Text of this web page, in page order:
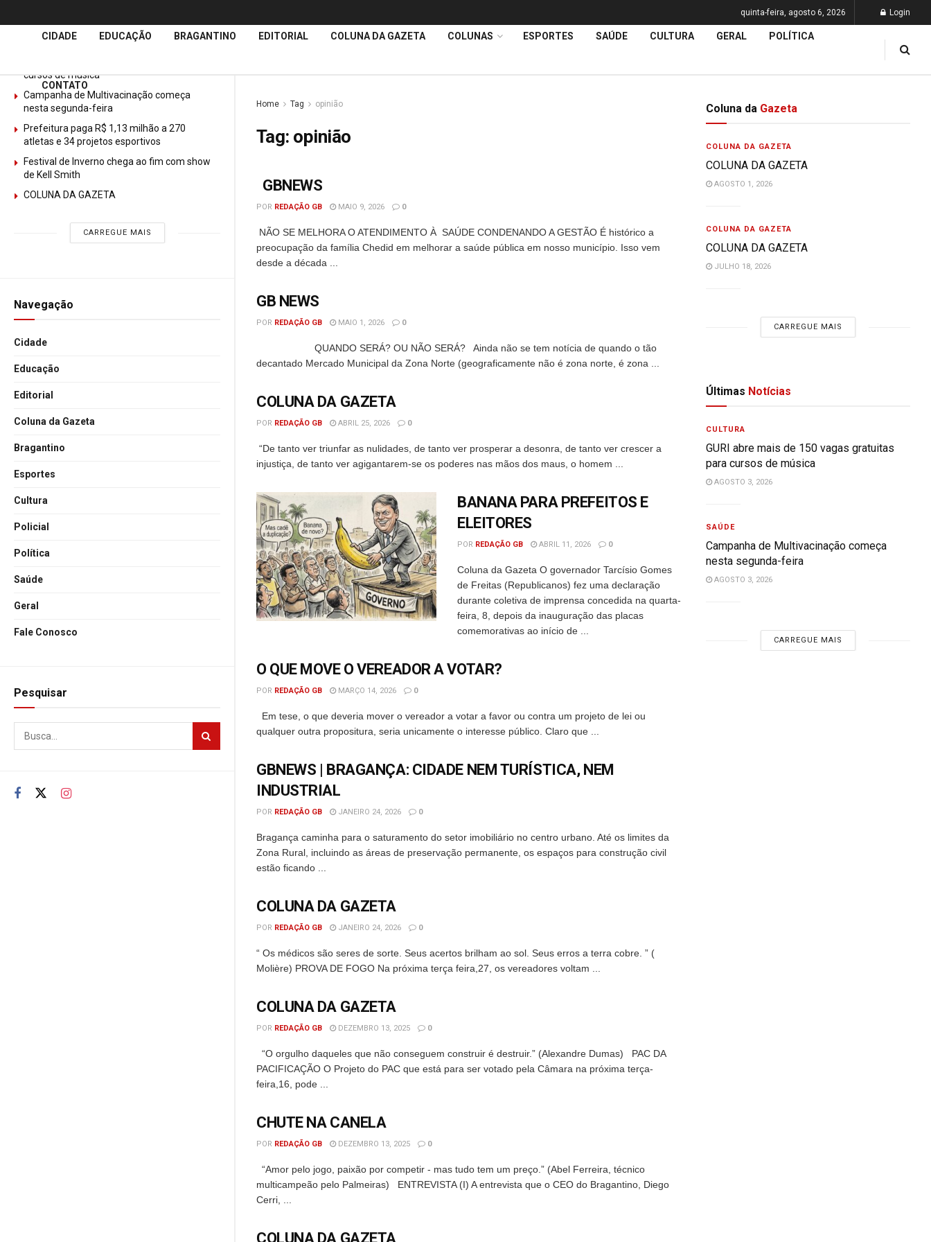
ÚltimasNotícias
cursos de música
Campanha de Multivacinação começa
nesta segunda-feira
Prefeitura paga R$ 1,13 milhão a 270
atletas e 34 projetos esportivos
Festival de Inverno chega ao fim com show
de Kell Smith
COLUNA DA GAZETA
CARREGUE MAIS
Navegação
Cidade
Educação
Editorial
Coluna da Gazeta
Bragantino
Esportes
Cultura
Policial
Política
Saúde
Geral
Fale Conosco
Pesquisar
quinta-feira, agosto 6, 2026 Login
CIDADE EDUCAÇÃO BRAGANTINO EDITORIAL COLUNA DA GAZETA COLUNAS ESPORTES SAÚDE CULTURA GERAL POLÍTICA
CONTATO
Home Tag opinião
Tag: opinião
GBNEWS
POR REDAÇÃO GB MAIO 9, 2026 0
NÃO SE MELHORA O ATENDIMENTO À SAÚDE CONDENANDO A GESTÃO É histórico a
preocupação da família Chedid em melhorar a saúde pública em nosso município. Isso vem
desde a década ...
GB NEWS
POR REDAÇÃO GB MAIO 1, 2026 0
QUANDO SERÁ? OU NÃO SERÁ? Ainda não se tem notícia de quando o tão
decantado Mercado Municipal da Zona Norte (geograficamente não é zona norte, é zona ...
COLUNA DA GAZETA
POR REDAÇÃO GB ABRIL 25, 2026 0
“De tanto ver triunfar as nulidades, de tanto ver prosperar a desonra, de tanto ver crescer a
injustiça, de tanto ver agigantarem-se os poderes nas mãos dos maus, o homem ...
BANANA PARA PREFEITOS E
ELEITORES
POR REDAÇÃO GB ABRIL 11, 2026 0
Coluna da Gazeta O governador Tarcísio Gomes
de Freitas (Republicanos) fez uma declaração
durante coletiva de imprensa concedida na quarta-
feira, 8, depois da inauguração das placas
comemorativas ao início de ...
O QUE MOVE O VEREADOR A VOTAR?
POR REDAÇÃO GB MARÇO 14, 2026 0
Em tese, o que deveria mover o vereador a votar a favor ou contra um projeto de lei ou
qualquer outra propositura, seria unicamente o interesse público. Claro que ...
GBNEWS | BRAGANÇA: CIDADE NEM TURÍSTICA, NEM
INDUSTRIAL
POR REDAÇÃO GB JANEIRO 24, 2026 0
Bragança caminha para o saturamento do setor imobiliário no centro urbano. Até os limites da
Zona Rural, incluindo as áreas de preservação permanente, os espaços para construção civil
estão ficando ...
COLUNA DA GAZETA
POR REDAÇÃO GB JANEIRO 24, 2026 0
“ Os médicos são seres de sorte. Seus acertos brilham ao sol. Seus erros a terra cobre. ” (
Molière) PROVA DE FOGO Na próxima terça feira,27, os vereadores voltam ...
COLUNA DA GAZETA
POR REDAÇÃO GB DEZEMBRO 13, 2025 0
“O orgulho daqueles que não conseguem construir é destruir.” (Alexandre Dumas) PAC DA
PACIFICAÇÃO O Projeto do PAC que está para ser votado pela Câmara na próxima terça-
feira,16, pode ...
CHUTE NA CANELA
POR REDAÇÃO GB DEZEMBRO 13, 2025 0
“Amor pelo jogo, paixão por competir - mas tudo tem um preço.” (Abel Ferreira, técnico
multicampeão pelo Palmeiras) ENTREVISTA (I) A entrevista que o CEO do Bragantino, Diego
Cerri, ...
COLUNA DA GAZETA
Coluna da Gazeta
COLUNA DA GAZETA
COLUNA DA GAZETA
AGOSTO 1, 2026
COLUNA DA GAZETA
COLUNA DA GAZETA
JULHO 18, 2026
CARREGUE MAIS
Últimas Notícias
CULTURA
GURI abre mais de 150 vagas gratuitas
para cursos de música
AGOSTO 3, 2026
SAÚDE
Campanha de Multivacinação começa
nesta segunda-feira
AGOSTO 3, 2026
CARREGUE MAIS